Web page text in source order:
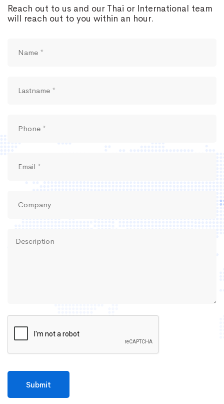
Reach out to us and our Thai or International team
will reach out to you within an hour.